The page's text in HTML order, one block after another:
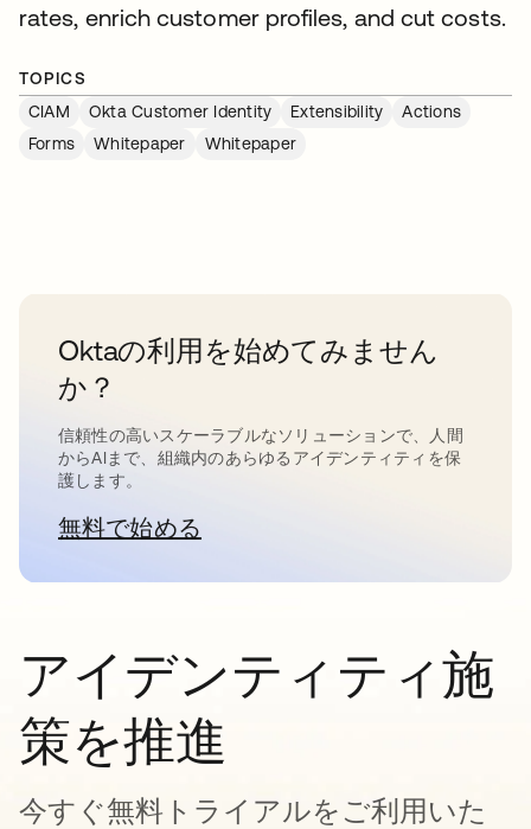
rates, enrich customer profiles, and cut costs.
TOPICS
CIAM
Okta Customer Identity Extensibility
Actions
Forms
Whitepaper Whitepaper
Oktaの利用を始めてみません
か？
信頼性の高いスケーラブルなソリューションで、人間
からAIまで、組織内のあらゆるアイデンティティを保
護します。
無料で始める新しいタブで開く
アイデンティティ施
策を推進
今すぐ無料トライアルをご利用いた